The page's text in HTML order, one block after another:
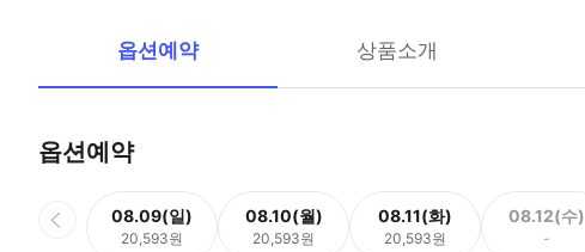
옵션예약 상품소개
옵션예약
08.09(일)
20,593원
08.10(월)
20,593원
08.11(화)
20,593원
08.12(수)
-